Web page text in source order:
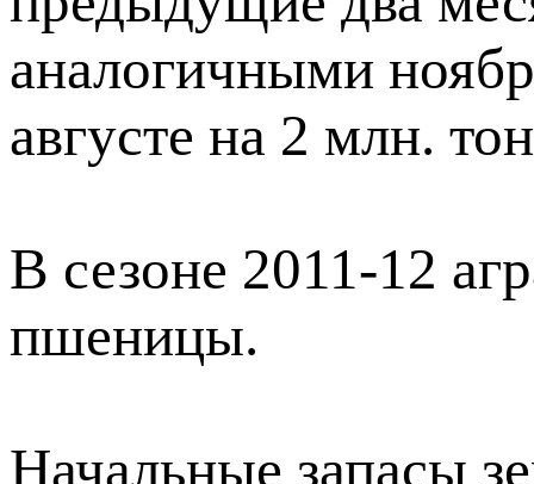
аналогичными
августе на 2 млн.
В сезоне 2011-12
пшеницы.
Начальные запасы